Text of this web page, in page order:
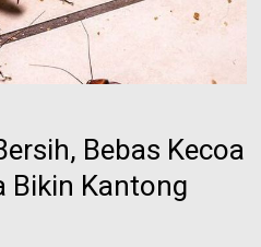
Bebas Kecoa
Bikin Kantong
n